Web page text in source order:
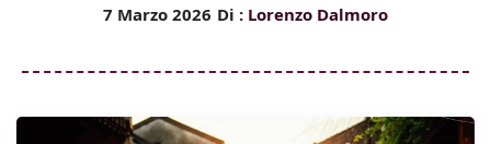
7 Marzo 2026 Di : Lorenzo Dalmoro